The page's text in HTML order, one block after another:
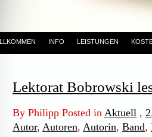
INFO LEISTUNGEN
Lektorat Bobrowski
By Philipp Posted in Aktuell , 2
Autor, Autoren, Autorin, Band,